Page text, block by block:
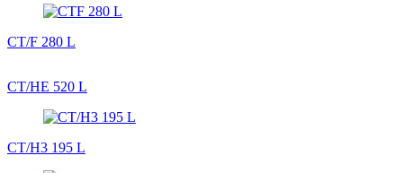
CT/F 280 L
CT/HE 520 L
CT/H3 195 L